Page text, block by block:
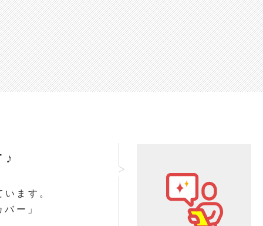
ます。
ー」